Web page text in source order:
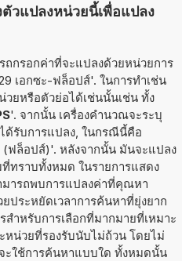
วแปลงหน่วยนี้เพื่อแปลง
ถกรอกค่าที่จะแปลงด้วยหน่วยการ
เอกซะ-ฟล็อปส์'. ในการทำเช่น
ยหรือตัวย่อได้เช่นนั้นเช่น ทั้ง
'. จากนั้น เครื่องคำนวณจะระบุ
ด้รับการแปลง, ในกรณีนี้คือ
ฟล็อปส์)'. หลังจากนั้น มันจะแปลง
ทราบทั้งหมด ในรายการแสดง
ารถพบการแปลงค่าที่คุณหา
ประหยัดเวลาการค้นหาที่ยุ่งยาก
ำหรับการเลือกที่มากมายที่เหมาะ
น่วยที่รองรับนับไม่ถ้วน โดยไม่
ะใช้การค้นหาแบบใด ทั้งหมดนั้น